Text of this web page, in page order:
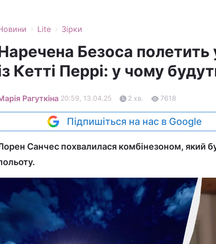
› Lite › Зірки
Безоса
Кетті Перрі: у чому
Рагуткіна 20:59, 13.04.25 2 хв. 7618
Підпишіться на нас в Google
Санчес похвалилася комбінезоном, який